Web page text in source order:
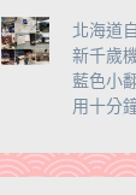
北海道
新千歲
藍色小
用十分